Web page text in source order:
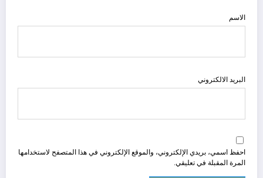
الاسم
البريد الالكتروني
احفظ اسمي، بريدي الإلكتروني، والموقع الإلكتروني في هذا المتصفح لاستخدامها
المرة المقبلة في تعليقي.